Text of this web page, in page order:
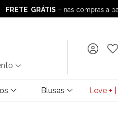
FRETE GRÁTIS – nas compras a
FRETE GRÁTIS– nas compras a
Blusas Leve +